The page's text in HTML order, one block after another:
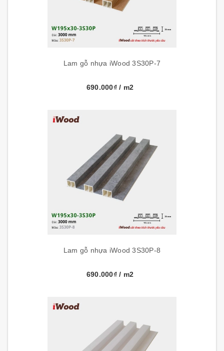
Lam gỗ nhựa iWood 3S30P-7
690.000₫/ m2
Lam gỗ nhựa iWood 3S30P-8
690.000₫/ m2